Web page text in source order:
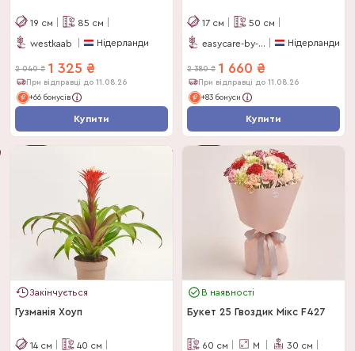
19 см 85 см
westkaab Нідерланди
2 040 ₴ 1 325 ₴
При відправці до 11.08.26
+66 бонусів
Купити
17 см 50 см
easycare-by-feldborg Нідерланди
2 380 ₴ 1 660 ₴
При відправці до 11.08.26
+83 бонуси
Купити
Закінчується
Гузманія Хоуп
14 см 40 см
В наявності
Букет 25 Гвоздик Мікс F427
60 см M 30 см